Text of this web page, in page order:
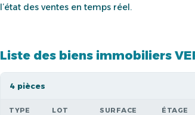
l’état des ventes en temps réel.
Liste des biens immobiliers
4 pièces
TYPE LOT SURFACE ÉTAGE